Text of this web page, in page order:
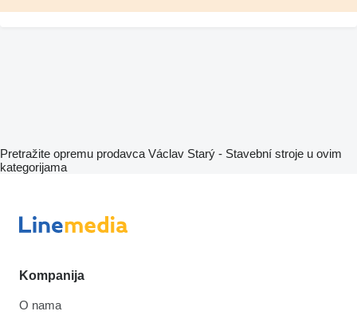
Pretražite opremu prodavca Václav Starý - Stavební stroje u ovim
kategorijama
Kompanija
O nama